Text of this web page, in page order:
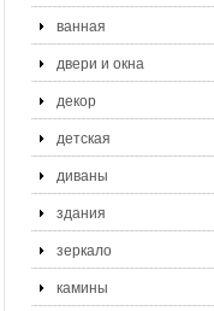
ванная
двери и окна
декор
детская
диваны
здания
зеркало
камины